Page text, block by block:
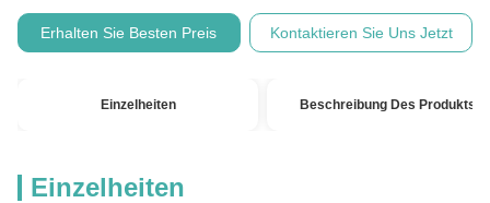
Erhalten Sie Besten Preis Kontaktieren Sie Uns Jetzt
Einzelheiten Beschreibung Des Produkts
Einzelheiten